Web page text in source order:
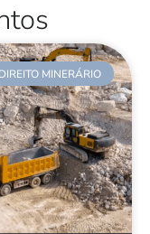
DIREITO MINERÁRIO